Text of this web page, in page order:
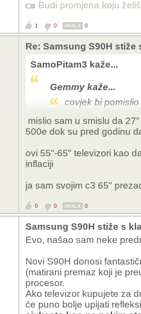
Budi promjena koju
1 0 HVALA 0
Re: Samsung S90H
SamoPitam3 kaže...
Gemmy kaže...
covjek bi
vremenom, a
Sve trenutno ide gore
mislio sam u smislu da
500e dok su pred godinu
ovi 55"-65" televizori kao
inflaciji
ja sam svojim c3 65"
0 0 HVALA 0
Samsung S90H stiže s
Evo, našao sam neke
Novi S90H donosi
(matirani premaz koji je
procesor.
Ako televizor kupujete za
će puno bolje upijati